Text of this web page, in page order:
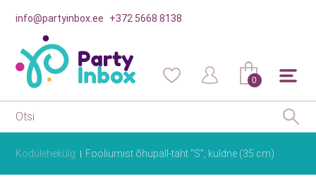
info@partyinbox.ee +372 5668 8138
0
Kodulehekülg Fooliumist õhupall-täht "S", kuldne (35 cm)